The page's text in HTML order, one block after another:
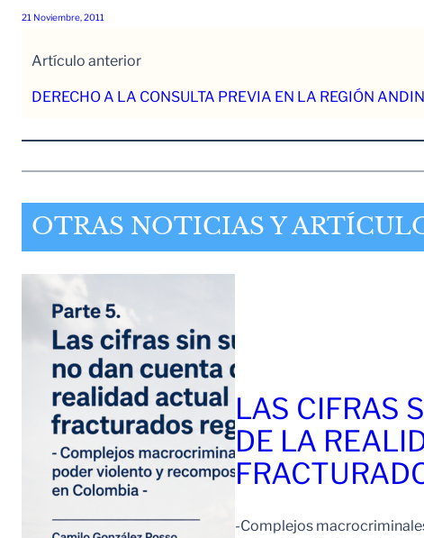
21 Noviembre, 2011
Artículo anterior
DERECHO A LA CONSULTA PREVIA EN LA REGIÓN
OTRAS NOTICIAS Y
LAS CIFRAS
DE LA
-Complejos